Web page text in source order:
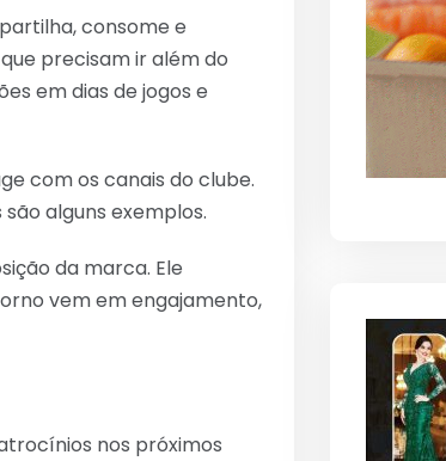
consome e
precisam ir além do
em dias de jogos e
com os canais do clube.
alguns exemplos.
da marca. Ele
vem em engajamento,
nos próximos